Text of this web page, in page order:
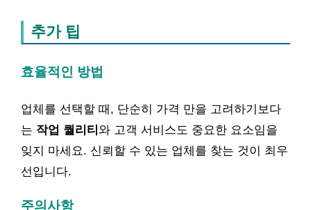
추가 팁
효율적인 방법
업체를 선택할 때, 단순히 가격 만을 고려하기보다
는 작업 퀄리티 와 고객 서비스도 중요한 요소임을
잊지 마세요. 신뢰할 수 있는 업체를 찾는 것이 최우
선입니다.
주의사항